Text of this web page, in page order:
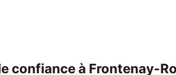
confiance à Frontenay-